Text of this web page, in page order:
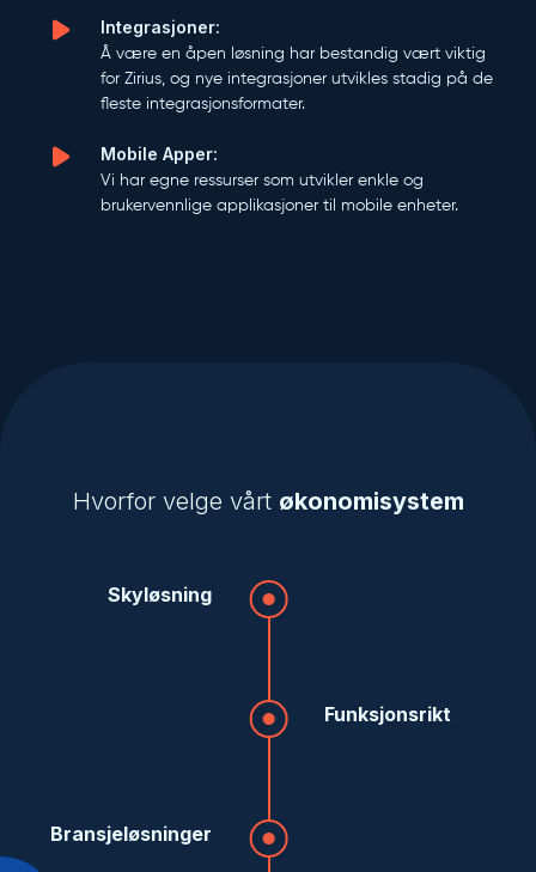
Integrasjoner:
Å være en åpen løsning har bestandig vært viktig
for Zirius, og nye integrasjoner utvikles stadig på de
fleste integrasjonsformater.
Mobile Apper:
Vi har egne ressurser som utvikler enkle og
brukervennlige applikasjoner til mobile enheter.
Hvorfor velge vårt økonomisystem
Skyløsning
Funksjonsrikt
Bransjeløsninger